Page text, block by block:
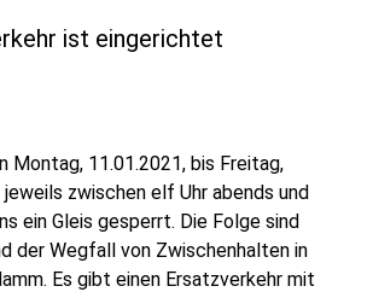
ist eingerichtet
Montag, 11.01.2021, bis Freitag,
zwischen elf Uhr abends und
ein Gleis gesperrt. Die Folge sind
der Wegfall von Zwischenhalten in
Es gibt einen Ersatzverkehr mit